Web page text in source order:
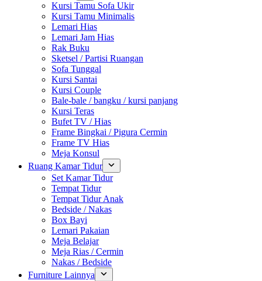
Kursi Tamu Sofa Ukir
Kursi Tamu Minimalis
Lemari Hias
Lemari Jam Hias
Rak Buku
Sketsel / Partisi Ruangan
Sofa Tunggal
Kursi Santai
Kursi Couple
Bale-bale / bangku / kursi panjang
Kursi Teras
Bufet TV / Hias
Frame Bingkai / Pigura Cermin
Frame TV Hias
Meja Konsul
Ruang Kamar Tidur
Set Kamar Tidur
Tempat Tidur
Tempat Tidur Anak
Bedside / Nakas
Box Bayi
Lemari Pakaian
Meja Belajar
Meja Rias / Cermin
Nakas / Bedside
Furniture Lainnya